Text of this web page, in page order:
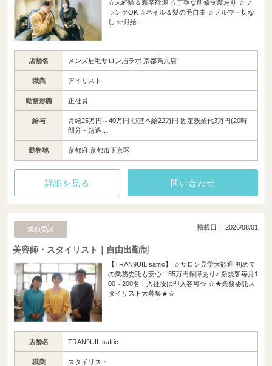
☆未経験＆新卒歓迎 ☆丁寧な研修制度あり ☆ブ
ランクOK ☆ネイル＆髪の毛自由 ☆ノルマ一切な
し ☆月給…
店舗名 メンズ眉毛サロン眉ラボ 京都烏丸店
職業 アイリスト
勤務形態 正社員
給与
月給25万円～40万円 ◎基本給22万円 固定残業代3万円(20時
間分・超過…
勤務地 京都府 京都市下京区
詳細を見る 問い合わせ
業務委託 掲載日： 2026/08/01
美容師・スタイリスト｜自由出勤制
【TRAN9UIL safric】 ☆サロン見学大歓迎 初めて
の業務委託も安心！35万円保障あり♪ 新規客毎月1
00～200名！入社後は即入客可☆ ☆★業務委託ス
タイリスト大募集★☆
店舗名 TRAN9UIL safric
職業 スタイリスト